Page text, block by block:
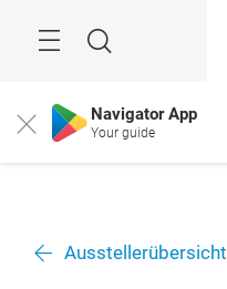
Suche
Close Navigator App
Your guide
Ausstellerübersicht